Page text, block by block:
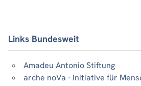
Links Bundesweit
Amadeu Antonio Stiftung
arche noVa - Initiative für